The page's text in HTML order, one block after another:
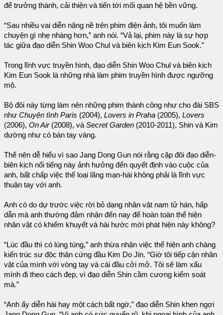
để trưởng thành, cải thiện và tiến tới mối quan hệ bền vững.
“Sau nhiều vai diễn nặng nề trên phim điện ảnh, tôi muốn làm
chuyện gì nhẹ nhàng hơn,” anh nói. “Vả lại, phim này là sự hợp
tác giữa đạo diễn Shin Woo Chul và biên kịch Kim Eun Sook.”
Trong lĩnh vực truyền hình, đạo diễn Shin Woo Chul và biên kịch
Kim Eun Sook là những nhà làm phim truyền hình được ngưỡng
mộ.
Bộ đôi này từng làm nên những phim thành công như cho đài SBS
như Chuyện tình Paris (2004), Lovers in Praha (2005), Lovers
(2006), On Air(2008), và Secret Garden (2010-2011), Shin và Kim
dường như có bàn tay vàng.
Thế nên dễ hiểu vì sao Jang Dong Gun nói rằng cặp đôi đạo diễn-
biên kịch nổi tiếng này ảnh hưởng đến quyết định vào cuộc của
anh, bất chấp việc thể loại lãng mạn-hài không phải là lĩnh vực
thuận tay với anh.
Anh có do dự trước việc rời bỏ dạng nhân vật nam tử hán, hấp
dẫn mà anh thường đảm nhận đến nay để hoàn toàn thể hiện
nhân vật có khiếm khuyết và hài hước mới phát hiện này không?
“Lúc đầu thì có lúng túng,” anh thừa nhận việc thể hiện anh chàng
kiến trúc sư độc thân cứng đầu Kim Do Jin. “Giờ tôi tiếp cận nhân
vật của mình với vòng tay và cái đầu cởi mở. Tôi sẽ làm xấu
mình đi theo cách đẹp, vì đạo diễn Shin cầm cương kiểm soát
mà.”
“Anh ấy diễn hài hay một cách bất ngờ,” đạo diễn Shin khen ngợi